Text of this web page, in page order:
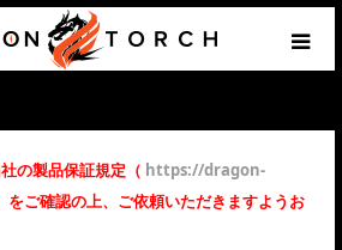
の製品保証規定（ https://dragon-
をご確認の上、ご依頼いただきますようお